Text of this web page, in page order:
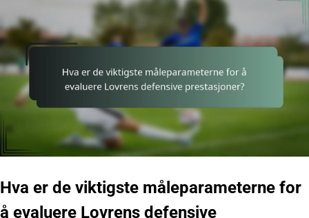
Hva er de viktigste måleparameterne for
å evaluere Lovrens defensive